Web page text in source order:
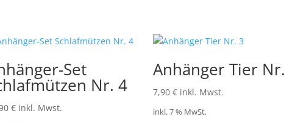
Set
Nr. 4
€ inkl. Mwst.
Anhänger Tier
7,90€ inkl. Mwst.
inkl. 7 % MwSt.